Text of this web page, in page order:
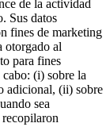
de la actividad
Sus datos
fines de marketing
otorgado al
para fines
(i) sobre la
adicional, (ii) sobre
sea